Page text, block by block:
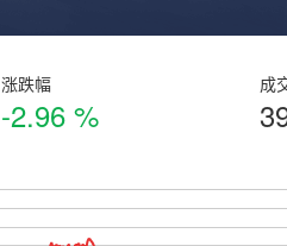
涨跌幅
-2.96 %
成